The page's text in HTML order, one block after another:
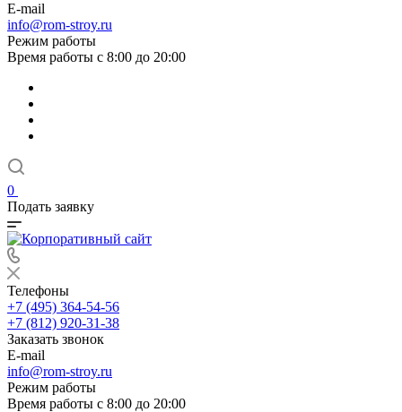
E-mail
info@rom-stroy.ru
Режим работы
Время работы с 8:00 до 20:00
0
Подать заявку
Телефоны
+7 (495) 364-54-56
+7 (812) 920-31-38
Заказать звонок
E-mail
info@rom-stroy.ru
Режим работы
Время работы с 8:00 до 20:00